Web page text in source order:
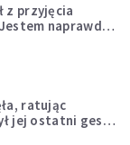
z przyjęcia
naprawdę
ratując
jej ostatni gest